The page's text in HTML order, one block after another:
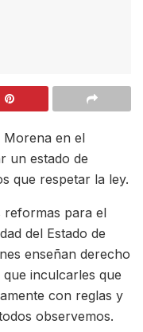
Morena en el
un estado de
que respetar la ley.
reformas para el
del Estado de
enseñan derecho
inculcarles que
con reglas y
observemos.